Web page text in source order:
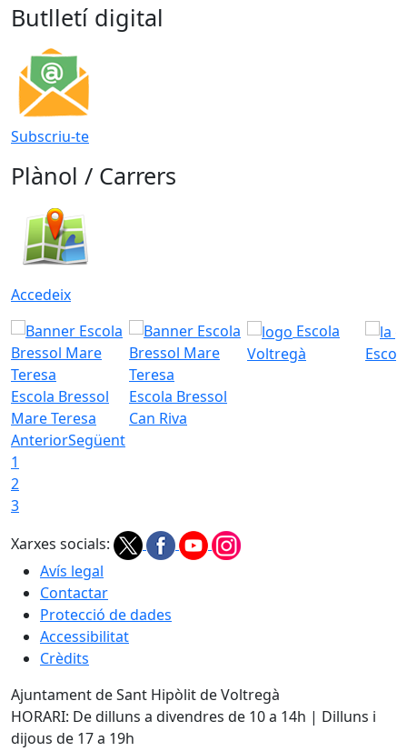
Butlletí digital
Subscriu-te
Plànol / Carrers
Accedeix
Escola Bressol
Mare Teresa
Escola Bressol
Can Riva
Escola
Voltregà
AnteriorSegüent
1
2
3
Xarxes socials:
Avís legal
Contactar
Protecció de dades
Accessibilitat
Crèdits
Ajuntament de Sant Hipòlit de Voltregà
HORARI: De dilluns a divendres de 10 a 14h | Dilluns i
dijous de 17 a 19h